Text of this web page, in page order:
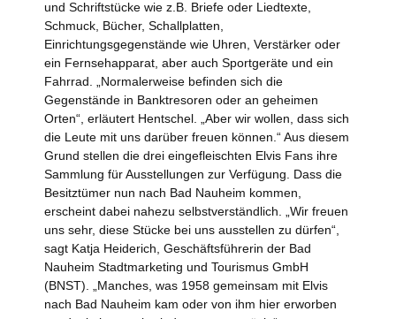
und Schriftstücke wie z.B. Briefe oder Liedtexte,
Schmuck, Bücher, Schallplatten,
Einrichtungsgegenstände wie Uhren, Verstärker oder
ein Fernsehapparat, aber auch Sportgeräte und ein
Fahrrad. „Normalerweise befinden sich die
Gegenstände in Banktresoren oder an geheimen
Orten“, erläutert Hentschel. „Aber wir wollen, dass sich
die Leute mit uns darüber freuen können.“ Aus diesem
Grund stellen die drei eingefleischten Elvis Fans ihre
Sammlung für Ausstellungen zur Verfügung. Dass die
Besitztümer nun nach Bad Nauheim kommen,
erscheint dabei nahezu selbstverständlich. „Wir freuen
uns sehr, diese Stücke bei uns ausstellen zu dürfen“,
sagt Katja Heiderich, Geschäftsführerin der Bad
Nauheim Stadtmarketing und Tourismus GmbH
(BNST). „Manches, was 1958 gemeinsam mit Elvis
nach Bad Nauheim kam oder von ihm hier erworben